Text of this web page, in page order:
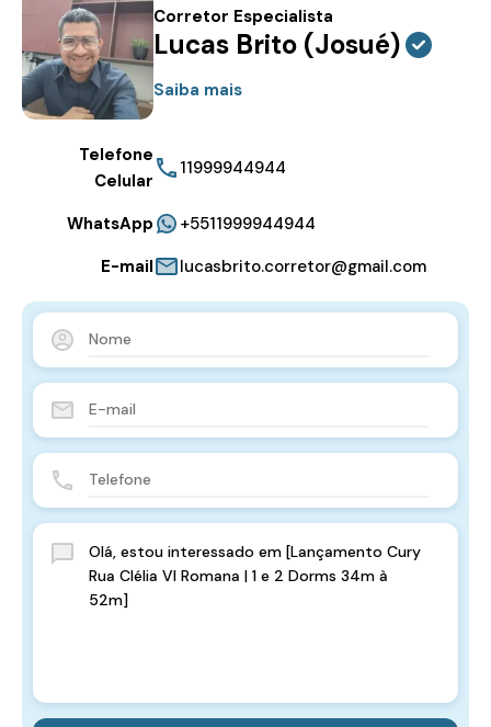
Corretor Especialista
Lucas Brito (Josué)
Saiba mais
Telefone
Celular
11999944944
WhatsApp
+5511999944944
E-mail
lucasbrito.corretor@gmail.com